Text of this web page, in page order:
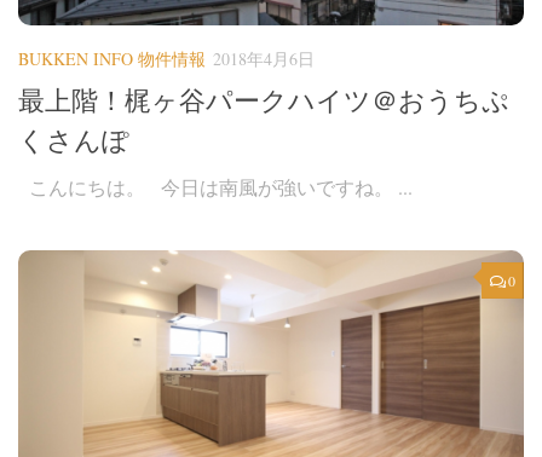
BUKKEN INFO 物件情報 2018年4月6日
最上階！梶ヶ谷パークハイツ＠おうちぷ
くさんぽ
こんにちは。 今日は南風が強いですね。 ...
0